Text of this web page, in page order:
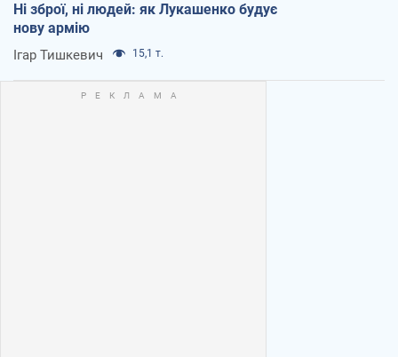
Ні зброї, ні людей: як Лукашенко будує
нову армію
Ігар Тишкевич 15,1 т.